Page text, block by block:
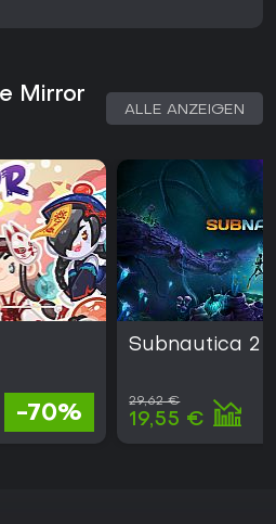
Mirror
ALLE ANZEIGEN
-70%
Subnautica 2
29,62 €
19,55 €